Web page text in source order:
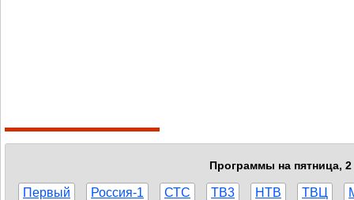
Программы на пятница, 2
Первый Россия-1 СТС ТВ3 НТВ ТВЦ